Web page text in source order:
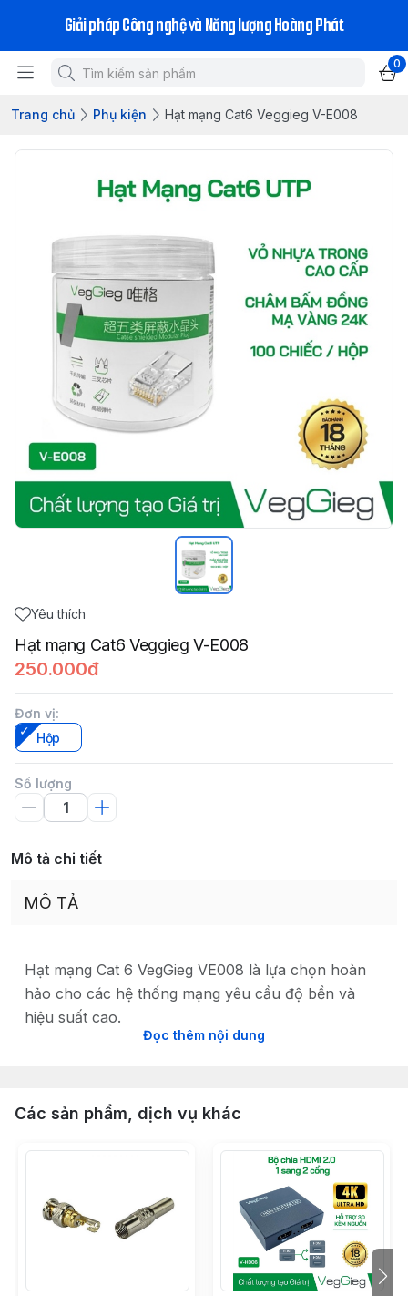
Giải pháp Công nghệ và Năng lượng Hoàng Phát
0
Trang chủ Phụ kiện Hạt mạng Cat6 Veggieg V-E008
Yêu thích
Hạt mạng Cat6 Veggieg V-E008
250.000đ
Đơn vị:
Hộp
Số lượng
Mô tả chi tiết
MÔ TẢ
Hạt mạng Cat 6 VegGieg VE008 là lựa chọn hoàn
hảo cho các hệ thống mạng yêu cầu độ bền và
hiệu suất cao.
8 đầu tiếp xúc bằng lá đồng nguyên
Đảm bảo tiếp
xúc tốt, chống gỉ sét, tăng độ bền.
Vỏ nhựa trong cao cấp:
Chống gãy vỡ, bảo vệ
chân tiếp xúc bên trong.
Đọc thêm nội dung
Các sản phẩm, dịch vụ khác